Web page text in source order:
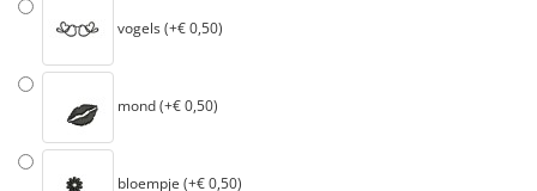
vogels (+€ 0,50)
mond (+€ 0,50)
bloempje (+€ 0,50)